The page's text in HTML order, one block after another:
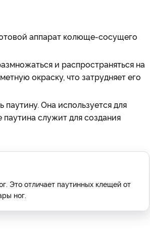
аппарат колюще-сосущего
и распространяться на
окраску, что затрудняет его
Она используется для
служит для создания
Это отличает паутинных клещей от
ног.